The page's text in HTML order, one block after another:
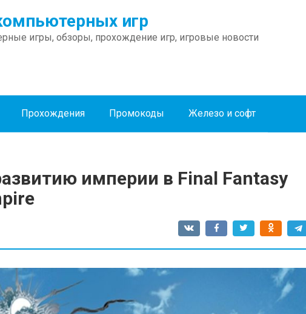
игр
игры, обзоры, прохождение игр, игровые новости
Прохождения Промокоды Железо и софт
империи в Final Fantasy